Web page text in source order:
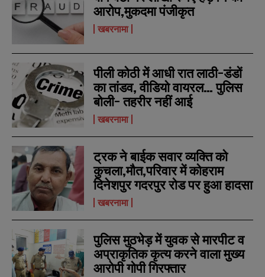
N
a
m
e
*
E
m
a
i
*
N
u
m
b
e
r
s
SUBMIT
N
a
m
e
*
E
m
a
i
*
N
u
m
b
e
r
s
SUBMIT
आरोप,मुकदमा पंजीकृत
खबरनामा
पीली कोठी में आधी रात लाठी-डंडों
का तांडव, वीडियो वायरल… पुलिस
बोली- तहरीर नहीं आई
खबरनामा
ट्रक ने बाईक सवार व्यक्ति को
कुचला,मौत,परिवार में कोहराम
दिनेशपुर गदरपुर रोड पर हुआ हादसा
खबरनामा
पुलिस मुठभेड़ में युवक से मारपीट व
अप्राकृतिक कृत्य करने वाला मुख्य
आरोपी गोपी गिरफ्तार